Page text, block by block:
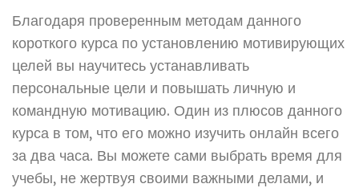
Благодаря проверенным методам данного
короткого курса по установлению мотивирующих
целей вы научитесь устанавливать
персональные цели и повышать личную и
командную мотивацию. Один из плюсов данного
курса в том, что его можно изучить онлайн всего
за два часа. Вы можете сами выбрать время для
учебы, не жертвуя своими важными делами, и